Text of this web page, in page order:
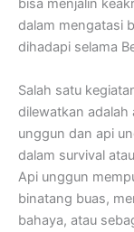
bisa menjalin
dalam mengatasi
dihadapi selama
Salah satu
dilewatkan adalah
unggun dan api
dalam survival
Api unggun
binatang buas,
bahaya, atau